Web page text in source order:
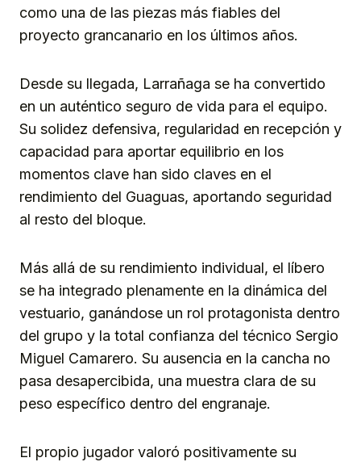
como una de las piezas más fiables del
proyecto grancanario en los últimos años.
Desde su llegada, Larrañaga se ha convertido
en un auténtico seguro de vida para el equipo.
Su solidez defensiva, regularidad en recepción y
capacidad para aportar equilibrio en los
momentos clave han sido claves en el
rendimiento del Guaguas, aportando seguridad
al resto del bloque.
Más allá de su rendimiento individual, el líbero
se ha integrado plenamente en la dinámica del
vestuario, ganándose un rol protagonista dentro
del grupo y la total confianza del técnico Sergio
Miguel Camarero. Su ausencia en la cancha no
pasa desapercibida, una muestra clara de su
peso específico dentro del engranaje.
El propio jugador valoró positivamente su